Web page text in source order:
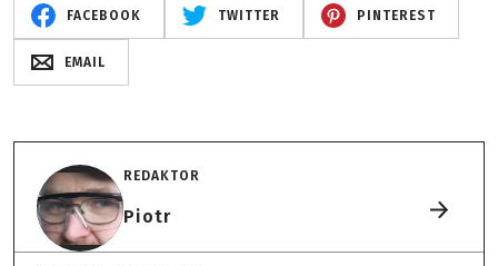
FACEBOOK TWITTER PINTEREST
EMAIL
REDAKTOR
Piotr